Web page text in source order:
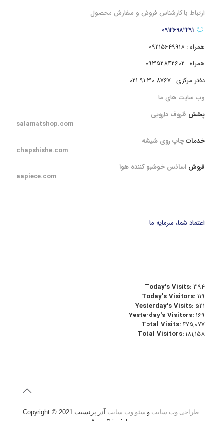
ارتباط با کارشناس فروش و سفارش محصول
09126982291
همراه : 09215649918
همراه : 09352842602
دفتر مرکزی : 8767 30 91 021
وب سایت های ما
پخش ظروف دارویی
salamatshop.com
خدماتچاپ روی شیشه
chapshishe.com
فروش اسانس خوشبو کننده هوا
aapiece.com
اعتماد شما، سرمایه ما
Today's Visits:394
Today's Visitors:119
Yesterday's Visits: 521
Yesterday's Visitors:169
Total Visits:475,077
Total Visitors:181,158
طراحی وب سایت و سئو وب سایت آذر پرنسیب Copyright © 2021